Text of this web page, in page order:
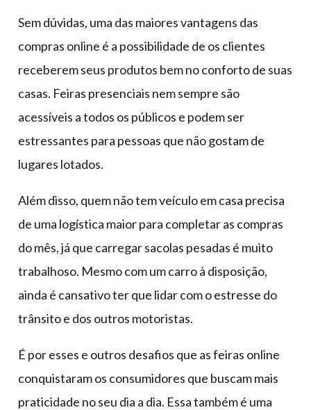
Sem dúvidas, uma das maiores vantagens das
compras online é a possibilidade de os clientes
receberem seus produtos bem no conforto de suas
casas. Feiras presenciais nem sempre são
acessíveis a todos os públicos e podem ser
estressantes para pessoas que não gostam de
lugares lotados.
Além disso, quem não tem veículo em casa precisa
de uma logística maior para completar as compras
do mês, já que carregar sacolas pesadas é muito
trabalhoso. Mesmo com um carro à disposição,
ainda é cansativo ter que lidar com o estresse do
trânsito e dos outros motoristas.
É por esses e outros desafios que as feiras online
conquistaram os consumidores que buscam mais
praticidade no seu dia a dia. Essa também é uma